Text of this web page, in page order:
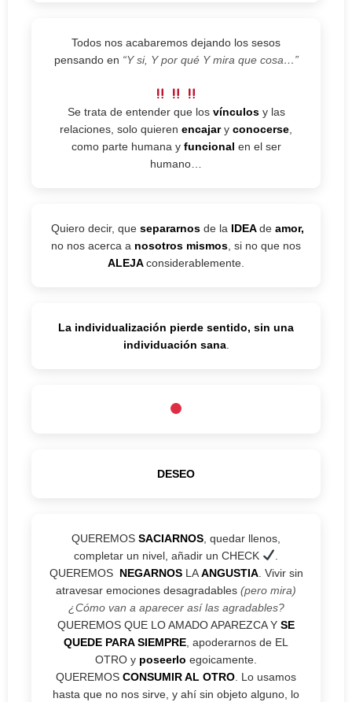
Todos nos acabaremos dejando los sesos
pensando en “Y si, Y por qué Y mira que cosa…”
Se trata de entender que los vínculosy las
relaciones, solo quieren encajary conocerse
como parte humana yfuncional en el ser
humano…
Quiero decir, que separarnos de la IDEAde amor,
no nos acerca a nosotros mismos , si no que nos
ALEJAconsiderablemente.
La individualización pierde sentido, sin una
individuación sana.
DESEO
QUEREMOS SACIARNOS , quedar llenos,
completar un nivel, añadir un CHECK
QUEREMOS NEGARNOS LAANGUSTIA. Vivir sin
atravesar emociones desagradables (pero mira)
¿Cómo van a aparecer así las agradables?
QUEREMOS QUE LO AMADO APAREZCA Y SE
QUEDE PARA SIEMPRE , apoderarnos de EL
OTRO y poseerlo egoicamente.
QUEREMOS CONSUMIR AL OTRO . Lo usamos
hasta que no nos sirve, y ahí sin objeto alguno, lo